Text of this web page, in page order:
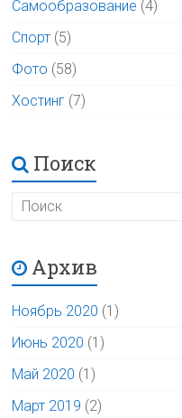
Самообразование (4)
Спорт (5)
Фото (58)
Хостинг (7)
Поиск
Архив
Ноябрь 2020 (1)
Июнь 2020 (1)
Май 2020 (1)
Март 2019 (2)